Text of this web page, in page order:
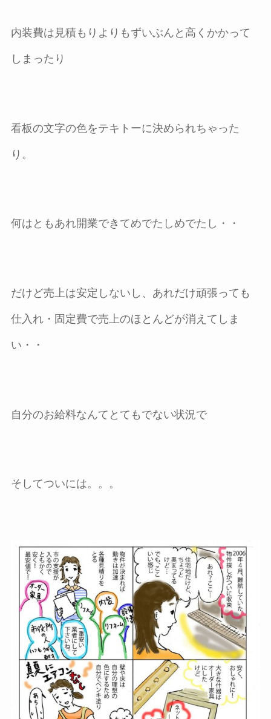
内装費は見積もりよりもずいぶんと高くかかって
しまったり
看板の文字の色をテキトーに決められちゃった
り。
何はともあれ開業できてめでたしめでたし・・
だけど売上は安定しないし、あれだけ頑張っても
仕入れ・固定費で売上のほとんどが消えてしま
い・・
自分のお給料なんてとてもでない状況で
そしてついには。。。